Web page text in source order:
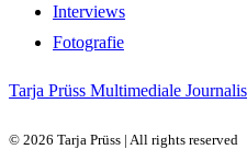
Interviews
Fotografie
Tarja Prüss Multimediale
© 2026 Tarja Prüss | All rights reserved